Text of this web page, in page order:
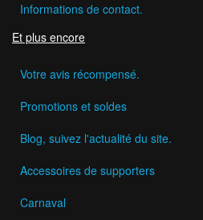
Informations de contact.
Et plus encore
Votre avis récompensé.
Promotions et soldes
Blog, suivez l'actualité du site.
Accessoires de supporters
Carnaval